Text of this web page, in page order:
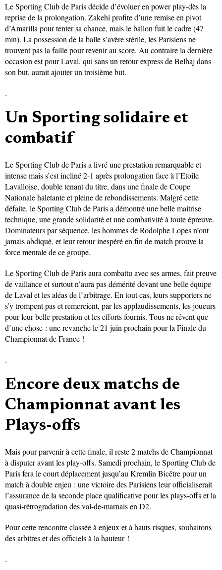
Le Sporting Club de Paris décide d’évoluer en power play-dès la
reprise de la prolongation. Zakehi profite d’une remise en pivot
d’Amarilla pour tenter sa chance, mais le ballon fuit le cadre (47
min). La possession de la balle s’avère stérile, les Parisiens ne
trouvent pas la faille pour revenir au score. Au contraire la dernière
occasion est pour Laval, qui sans un retour express de Belhaj dans
son but, aurait ajouter un troisième but.
.
Un Sporting solidaire et
combatif
Le Sporting Club de Paris a livré une prestation remarquable et
intense mais s’est incliné 2-1 après prolongation face à l’Etoile
Lavalloise, double tenant du titre, dans une finale de Coupe
Nationale haletante et pleine de rebondissements. Malgré cette
défaite, le Sporting Club de Paris a démontré une belle maitrise
technique, une grande solidarité et une combativité à toute épreuve.
Dominateurs par séquence, les hommes de Rodolphe Lopes n’ont
jamais abdiqué, et leur retour inespéré en fin de match prouve la
force mentale de ce groupe.
Le Sporting Club de Paris aura combattu avec ses armes, fait preuve
de vaillance et surtout n’aura pas démérité devant une belle équipe
de Laval et les aléas de l’arbitrage. En tout cas, leurs supporters ne
s’y trompent pas et remercient, par les applaudissements, les joueurs
pour leur belle prestation et les efforts fournis. Tous ne rêvent que
d’une chose : une revanche le 21 juin prochain pour la Finale du
Championnat de France !
.
Encore deux matchs de
Championnat avant les
Plays-offs
Mais pour parvenir à cette finale, il reste 2 matchs de Championnat
à disputer avant les play-offs. Samedi prochain, le Sporting Club de
Paris fera le court déplacement jusqu’au Kremlin Bicêtre pour un
match à double enjeu : une victoire des Parisiens leur officialiserait
l’assurance de la seconde place qualificative pour les plays-offs et la
quasi-rétrogradation des val-de-marnais en D2.
Pour cette rencontre classée à enjeux et à hauts risques, souhaitons
des arbitres et des officiels à la hauteur !
.